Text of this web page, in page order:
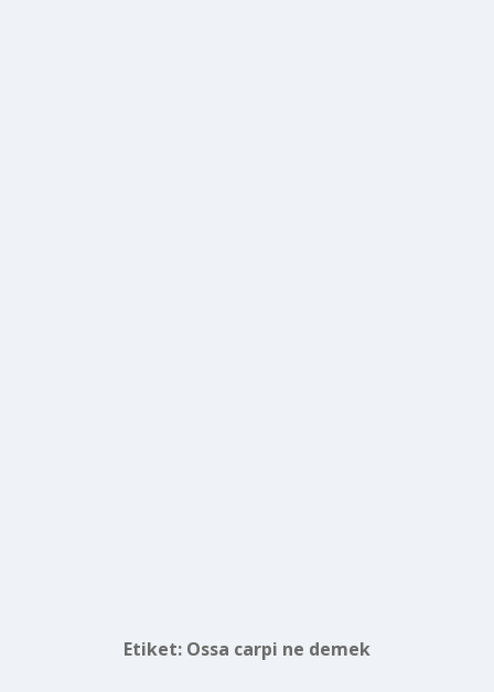
Etiket: Ossa carpi ne demek